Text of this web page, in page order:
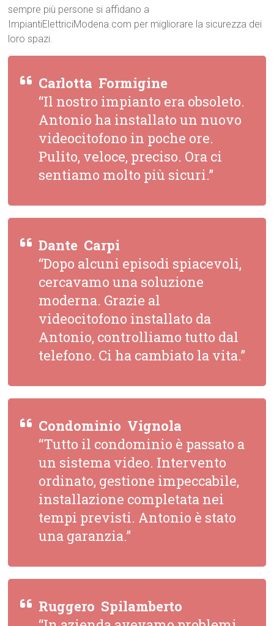
sempre più persone si affidano a
ImpiantiElettriciModena.com per migliorare la sicurezza dei
loro spazi.
Carlotta  Formigine
“Il nostro impianto era obsoleto.
Antonio ha installato un nuovo
videocitofono in poche ore.
Pulito, veloce, preciso. Ora ci
sentiamo molto più sicuri.”
Dante  Carpi
“Dopo alcuni episodi spiacevoli,
cercavamo una soluzione
moderna. Grazie al
videocitofono installato da
Antonio, controlliamo tutto dal
telefono. Ci ha cambiato la vita.”
Condominio  Vignola
“Tutto il condominio è passato a
un sistema video. Intervento
ordinato, gestione impeccabile,
installazione completata nei
tempi previsti. Antonio è stato
una garanzia.”
Ruggero  Spilamberto